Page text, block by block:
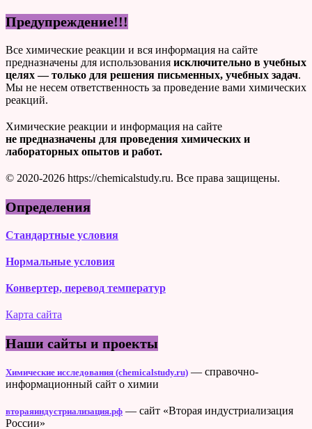
Предупреждение!!!
Все химические реакции и вся информация на сайте
предназначены для использования исключительно в учебных
целях — только для решения письменных, учебных задач.
Мы не несем ответственность за проведение вами химических
реакций.
Химические реакции и информация на сайте
не предназначены для проведения химических и
лабораторных опытов и работ.
© 2020-2026 https://chemicalstudy.ru. Все права защищены.
Определения
Стандартные условия
Нормальные условия
Конвертер, перевод температур
Карта сайта
Наши сайты и проекты
Химические исследования (chemicalstudy.ru) — справочно-
информационный сайт о химии
втораяиндустриализация.рф — сайт «Вторая индустриализация
России»